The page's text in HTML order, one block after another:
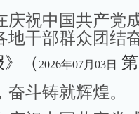
祝中国共产党
地干部群众团结
》（ 2026年07月03日
斗铸就辉煌。